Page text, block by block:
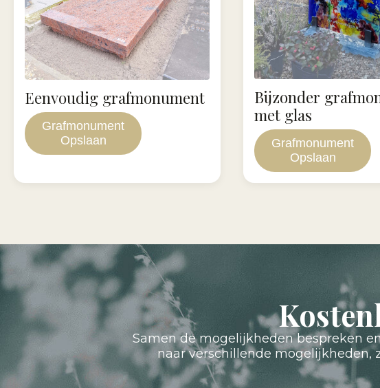
Grafmonument
Opslaan
Eenvoudig grafmonument
Grafmonument
Opslaan
Bijzonder
met glas
Samen de mogelijkheden bespreken
naar verschillende mogelijkheden,